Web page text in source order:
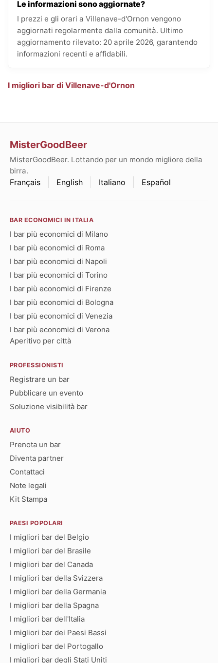
Le informazioni sono aggiornate?
I prezzi e gli orari a Villenave-d'Ornon vengono
aggiornati regolarmente dalla comunità. Ultimo
aggiornamento rilevato: 20 aprile 2026, garantendo
informazioni recenti e affidabili.
I migliori bar di Villenave-d'Ornon
MisterGoodBeer
MisterGoodBeer. Lottando per un mondo migliore della
birra.
Français English Italiano Español
BAR ECONOMICI IN ITALIA
I bar più economici di Milano
I bar più economici di Roma
I bar più economici di Napoli
I bar più economici di Torino
I bar più economici di Firenze
I bar più economici di Bologna
I bar più economici di Venezia
I bar più economici di Verona
Aperitivo per città
PROFESSIONISTI
Registrare un bar
Pubblicare un evento
Soluzione visibilità bar
AIUTO
Prenota un bar
Diventa partner
Contattaci
Note legali
Kit Stampa
PAESI POPOLARI
I migliori bar del Belgio
I migliori bar del Brasile
I migliori bar del Canada
I migliori bar della Svizzera
I migliori bar della Germania
I migliori bar della Spagna
I migliori bar dell'Italia
I migliori bar dei Paesi Bassi
I migliori bar del Portogallo
I migliori bar degli Stati Uniti